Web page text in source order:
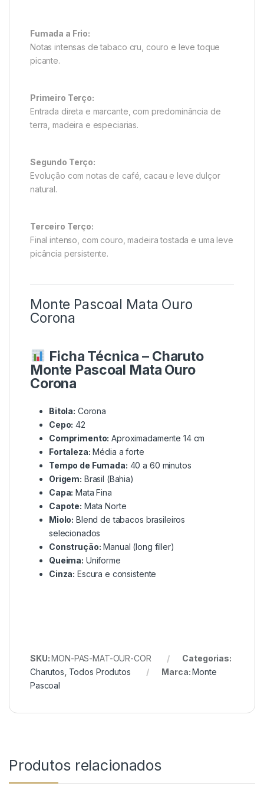
Fumada a Frio:
Notas intensas de tabaco cru, couro e leve toque
picante.
Primeiro Terço:
Entrada direta e marcante, com predominância de
terra, madeira e especiarias.
Segundo Terço:
Evolução com notas de café, cacau e leve dulçor
natural.
Terceiro Terço:
Final intenso, com couro, madeira tostada e uma leve
picância persistente.
Monte Pascoal Mata Ouro
Corona
Ficha Técnica – Charuto
Monte Pascoal Mata Ouro
Corona
Bitola: Corona
Cepo: 42
Comprimento: Aproximadamente 14 cm
Fortaleza: Média a forte
Tempo de Fumada: 40 a 60 minutos
Origem: Brasil (Bahia)
Capa: Mata Fina
Capote: Mata Norte
Miolo: Blend de tabacos brasileiros
selecionados
Construção: Manual (long filler)
Queima: Uniforme
Cinza: Escura e consistente
SKU:MON-PAS-MAT-OUR-COR
Categorias:
Charutos Todos Produtos Marca:Monte
Pascoal
Produtos relacionados